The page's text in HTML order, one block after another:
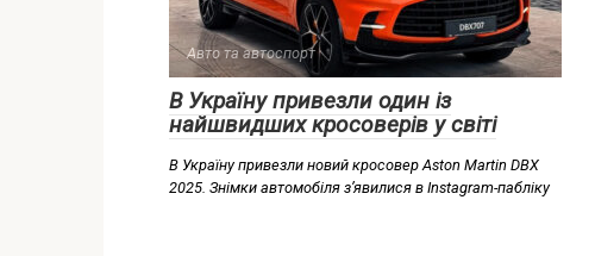
Авто та автоспорт
В Україну привезли один із
найшвидших кросоверів у світі
В Україну привезли новий кросовер Aston Martin DBX
2025. Знімки автомобіля з’явилися в Instagram-пабліку